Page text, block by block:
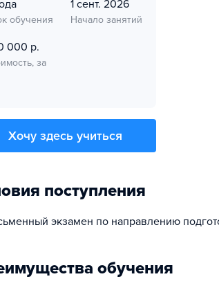
обучения
1 сент. 2026
Начало занятий
000 р.
за
Хочу здесь учиться
поступления
экзамен по направлению
обучения